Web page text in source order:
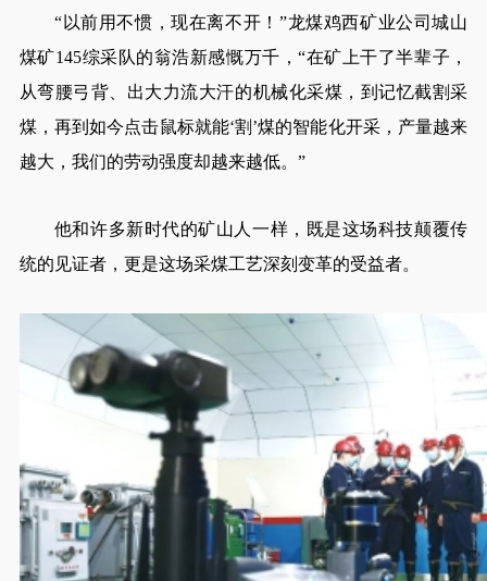
“以前用不惯，现在离不开！”龙煤鸡西矿业公司城山
煤矿145综采队的翁浩新感慨万千，“在矿上干了半辈子，
从弯腰弓背、出大力流大汗的机械化采煤，到记忆截割采
煤，再到如今点击鼠标就能‘割’煤的智能化开采，产量越来
越大，我们的劳动强度却越来越低。”
他和许多新时代的矿山人一样，既是这场科技颠覆传
统的见证者，更是这场采煤工艺深刻变革的受益者。